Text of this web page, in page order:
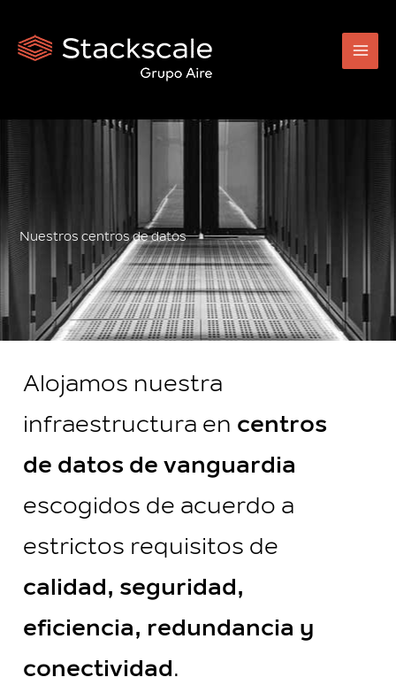
contenido
Nuestros centros de datos
Alojamos nuestra
infraestructura en centros
de datos de vanguardia
escogidos de acuerdo a
estrictos requisitos de
calidad, seguridad,
eficiencia, redundancia y
conectividad.